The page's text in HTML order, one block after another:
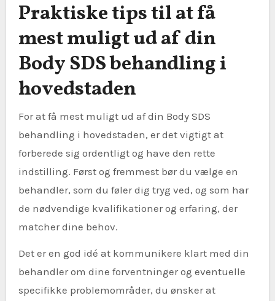
Praktiske tips til at få
mest muligt ud af din
Body SDS behandling i
hovedstaden
For at få mest muligt ud af din Body SDS
behandling i hovedstaden, er det vigtigt at
forberede sig ordentligt og have den rette
indstilling. Først og fremmest bør du vælge en
behandler, som du føler dig tryg ved, og som har
de nødvendige kvalifikationer og erfaring, der
matcher dine behov.
Det er en god idé at kommunikere klart med din
behandler om dine forventninger og eventuelle
specifikke problemområder, du ønsker at